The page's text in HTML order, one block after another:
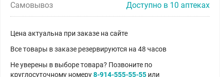
Самовывоз Доступно в 10 аптеках
Цена актуальна при заказе на сайте
Все товары в заказе резервируются на 48 часов
Не уверены в выборе товара? Позвоните по
круглосуточному номеру8-914-555-55-55 или